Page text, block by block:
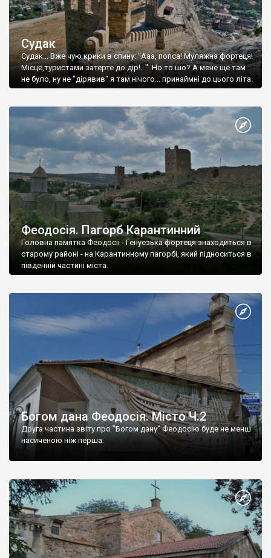
Судак
Судак... Вже чую крики в спину: "Ааа, попса! Муляжна фортеця!
Місце,туристами затерте до дір!..." Но то шо? А мене ще там
не було, ну не "дірявив" я там нічого... принаймні до цього літа.
Феодосія. Пагорб Карантинний
Головна памятка Феодосії - Генуезька фортеця знаходиться в
старому районі - на Карантинному пагорбі, який підноситься в
південній частині міста.
Богом дана Феодосія. Місто Ч.2
Друга частина звіту про "Богом дану" Феодосію буде не менш
насиченою ніж перша.